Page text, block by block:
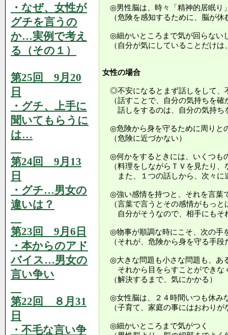
・なぜ、女性が
グチを言うの
か…実例で考え
る（その１）
第25回 9月20
日
・グチ、上手に
聞いてもらうに
は…
第24回 9月13
日
・グチ…男女の
違いは？
第23回 9月6日
・本からのアド
バイス…男女の
言い争い
第22回 ８月31
日
・不毛な言い争
◎男性脳は、時々「精神的居眠り
（危険を感知するために、脳が休
◎細かいところまで気が回らない
（自分が気にしていることだけは
女性の場合
◎不安になるとまず話しをして、
（話すことで、自分の気持ちを確
話しをするのは、自分の気持ち
◎危険から身を守るために周りと
（危険に近づかない）
◎何かをするときには、いくつも
（料理をしながらＴＶを見たり、
また、１つの話しから、次々に
◎強い感情を持つと、それを言葉
（言葉で言うとその感情がもっと
自分がそうなので、相手にもそ
◎物事が順調な時にこそ、次の手
（それが、危険から身を守る手段
◎大きな問題も小さな問題も、あ
それから目をらすことができな
（解決するまで、気にかかる）
◎女性脳は、２４時間いつも休み
（子育て、家庭の事にはおわりが
◎細かいところまで気がつく